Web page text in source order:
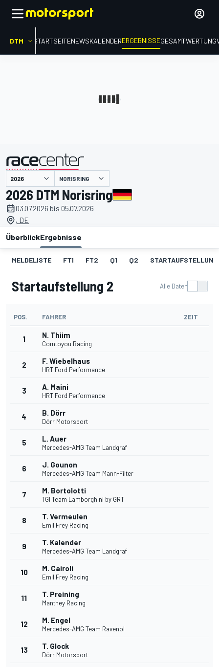
DTM STARTSEITENEWSKALENDERERGEBNISSEGESAMTWERTUNG
NORISRING
2026 DTM Norisring
03.07.2026 bis 05.07.2026
, DE
ÜberblickErgebnisse
MELDELISTE FT1 FT2 Q1 Q2 STARTAUFSTELLUNG
Startaufstellung 2 Alle Daten
POS. FAHRER ZEIT
1 N. Thiim
Comtoyou Racing
2 F. Wiebelhaus
HRT Ford Performance
3 A. Maini
HRT Ford Performance
4 B. Dörr
Dörr Motorsport
5 L. Auer
Mercedes-AMG Team Landgraf
6 J. Gounon
Mercedes-AMG Team Mann-Filter
7 M. Bortolotti
TGI Team Lamborghini by GRT
8 T. Vermeulen
Emil Frey Racing
9 T. Kalender
Mercedes-AMG Team Landgraf
10 M. Cairoli
Emil Frey Racing
11 T. Preining
Manthey Racing
12 M. Engel
Mercedes-AMG Team Ravenol
13 T. Glock
Dörr Motorsport